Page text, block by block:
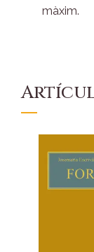
màxim.